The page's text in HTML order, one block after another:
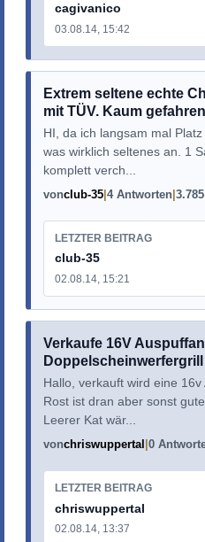
cagivanico
03.08.14, 15:42
Extrem seltene echte
mit TÜV. Kaum
HI, da ich langsam mal
was wirklich seltenes an. 1
komplett verch...
vonclub-35 4 Antworten
LETZTER BEITRAG
club-35
02.08.14, 15:21
Verkaufe 16V
Hallo, verkauft wird eine
Rost ist dran aber sonst
Leerer Kat wär...
vonchriswuppertal 0
LETZTER BEITRAG
chriswuppertal
02.08.14, 13:37